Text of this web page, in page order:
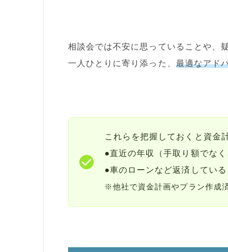
相談会では不安に思っていること や、
一人ひとりに寄り添った、 最適なアド
これらを把握しておくと資金
●直近の年収
（手取り額でな
●車のローンなど返済 してい
※他社で資金計画やプラン作成